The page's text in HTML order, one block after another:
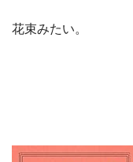
花束みたい。